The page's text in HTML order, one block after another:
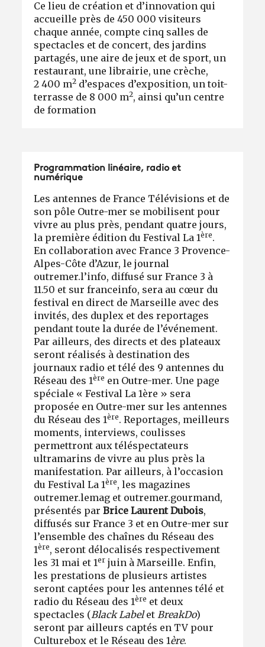
Ce lieu de création et d’innovation qui
accueille près de 450 000 visiteurs
chaque année, compte cinq salles de
spectacles et de concert, des jardins
partagés, une aire de jeux et de sport, un
restaurant, une librairie, une crèche,
2 400 m2 d’espaces d’exposition, un toit-
terrasse de 8 000 m2, ainsi qu’un centre
de formation
Programmation linéaire, radio et
numérique
Les antennes de France Télévisions et de
son pôle Outre-mer se mobilisent pour
vivre au plus près, pendant quatre jours,
la première édition du Festival La 1ère.
En collaboration avec France 3 Provence-
Alpes-Côte d’Azur, le journal
outremer.l’info, diffusé sur France 3 à
11.50 et sur franceinfo, sera au cœur du
festival en direct de Marseille avec des
invités, des duplex et des reportages
pendant toute la durée de l’événement.
Par ailleurs, des directs et des plateaux
seront réalisés à destination des
journaux radio et télé des 9 antennes du
Réseau des 1ère en Outre-mer. Une page
spéciale « Festival La 1ère » sera
proposée en Outre-mer sur les antennes
du Réseau des 1ère. Reportages, meilleurs
moments, interviews, coulisses
permettront aux téléspectateurs
ultramarins de vivre au plus près la
manifestation. Par ailleurs, à l’occasion
du Festival La 1ère, les magazines
outremer.lemag et outremer.gourmand,
présentés par Brice Laurent Dubois,
diffusés sur France 3 et en Outre-mer sur
l’ensemble des chaînes du Réseau des
1ère, seront délocalisés respectivement
les 31 mai et 1er juin à Marseille. Enfin,
les prestations de plusieurs artistes
seront captées pour les antennes télé et
radio du Réseau des 1ère et deux
spectacles (Black Labelet BreakDo)
seront par ailleurs captés en TV pour
Culturebox et le Réseau des 1ère.